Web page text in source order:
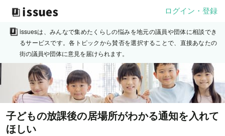
ログイン・登録
issuesは、みんなで集めたくらしの悩みを地元の議員や団体に相談でき
るサービスです。各トピックから賛否を選択することで、直接あなたの
街の議員や団体に意見を届けられます。
子どもの放課後の居場所がわかる通知を入れて
ほしい